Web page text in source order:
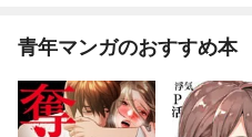
（１）
青年マンガのおすすめ本